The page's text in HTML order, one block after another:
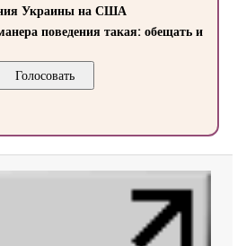
Украины на США
поведения такая: обещать и